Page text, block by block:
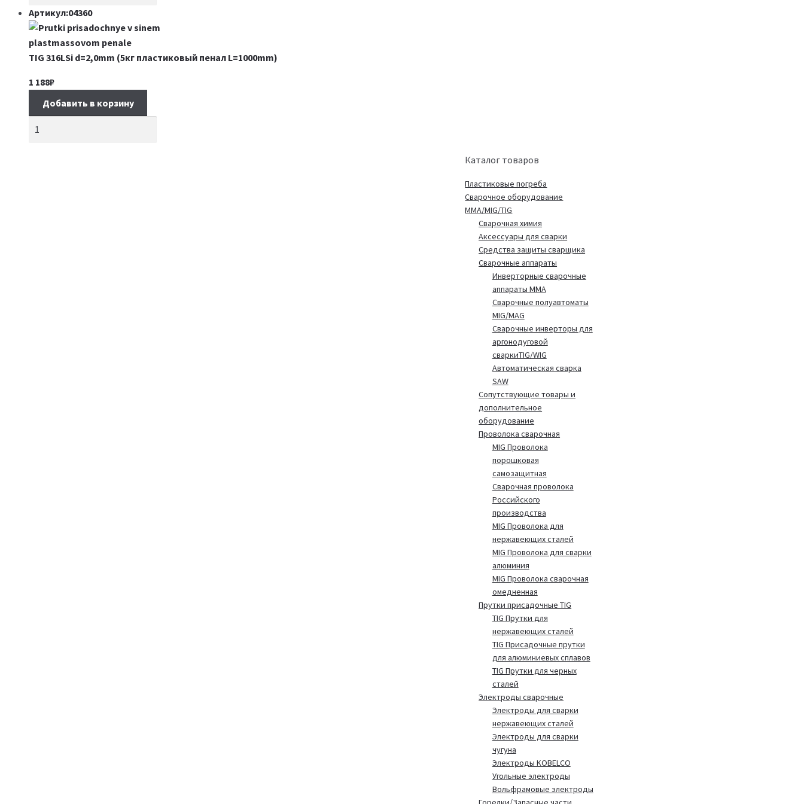
Артикул:04360
TIG 316LSi d=2,0mm (5кг пластиковый пенал L=1000mm)
1 188₽
Добавить в корзину
Каталог товаров
Пластиковые погреба
Сварочное оборудование
MMA/MIG/TIG
Сварочная химия
Аксессуары для сварки
Средства защиты сварщика
Сварочные аппараты
Инверторные сварочные
аппараты MMA
Сварочные полуавтоматы
MIG/MAG
Сварочные инверторы для
аргонодуговой
сваркиTIG/WIG
Автоматическая сварка
SAW
Сопутствующие товары и
дополнительное
оборудование
Проволока сварочная
MIG Проволока
порошковая
самозащитная
Сварочная проволока
Российского
производства
MIG Проволока для
нержавеющих сталей
MIG Проволока для сварки
алюминия
MIG Проволока сварочная
омедненная
Прутки присадочные TIG
TIG Прутки для
нержавеющих сталей
TIG Присадочные прутки
для алюминиевых сплавов
TIG Прутки для черных
сталей
Электроды сварочные
Электроды для сварки
нержавеющих сталей
Электроды для сварки
чугуна
Электроды KOBELCO
Угольные электроды
Вольфрамовые электроды